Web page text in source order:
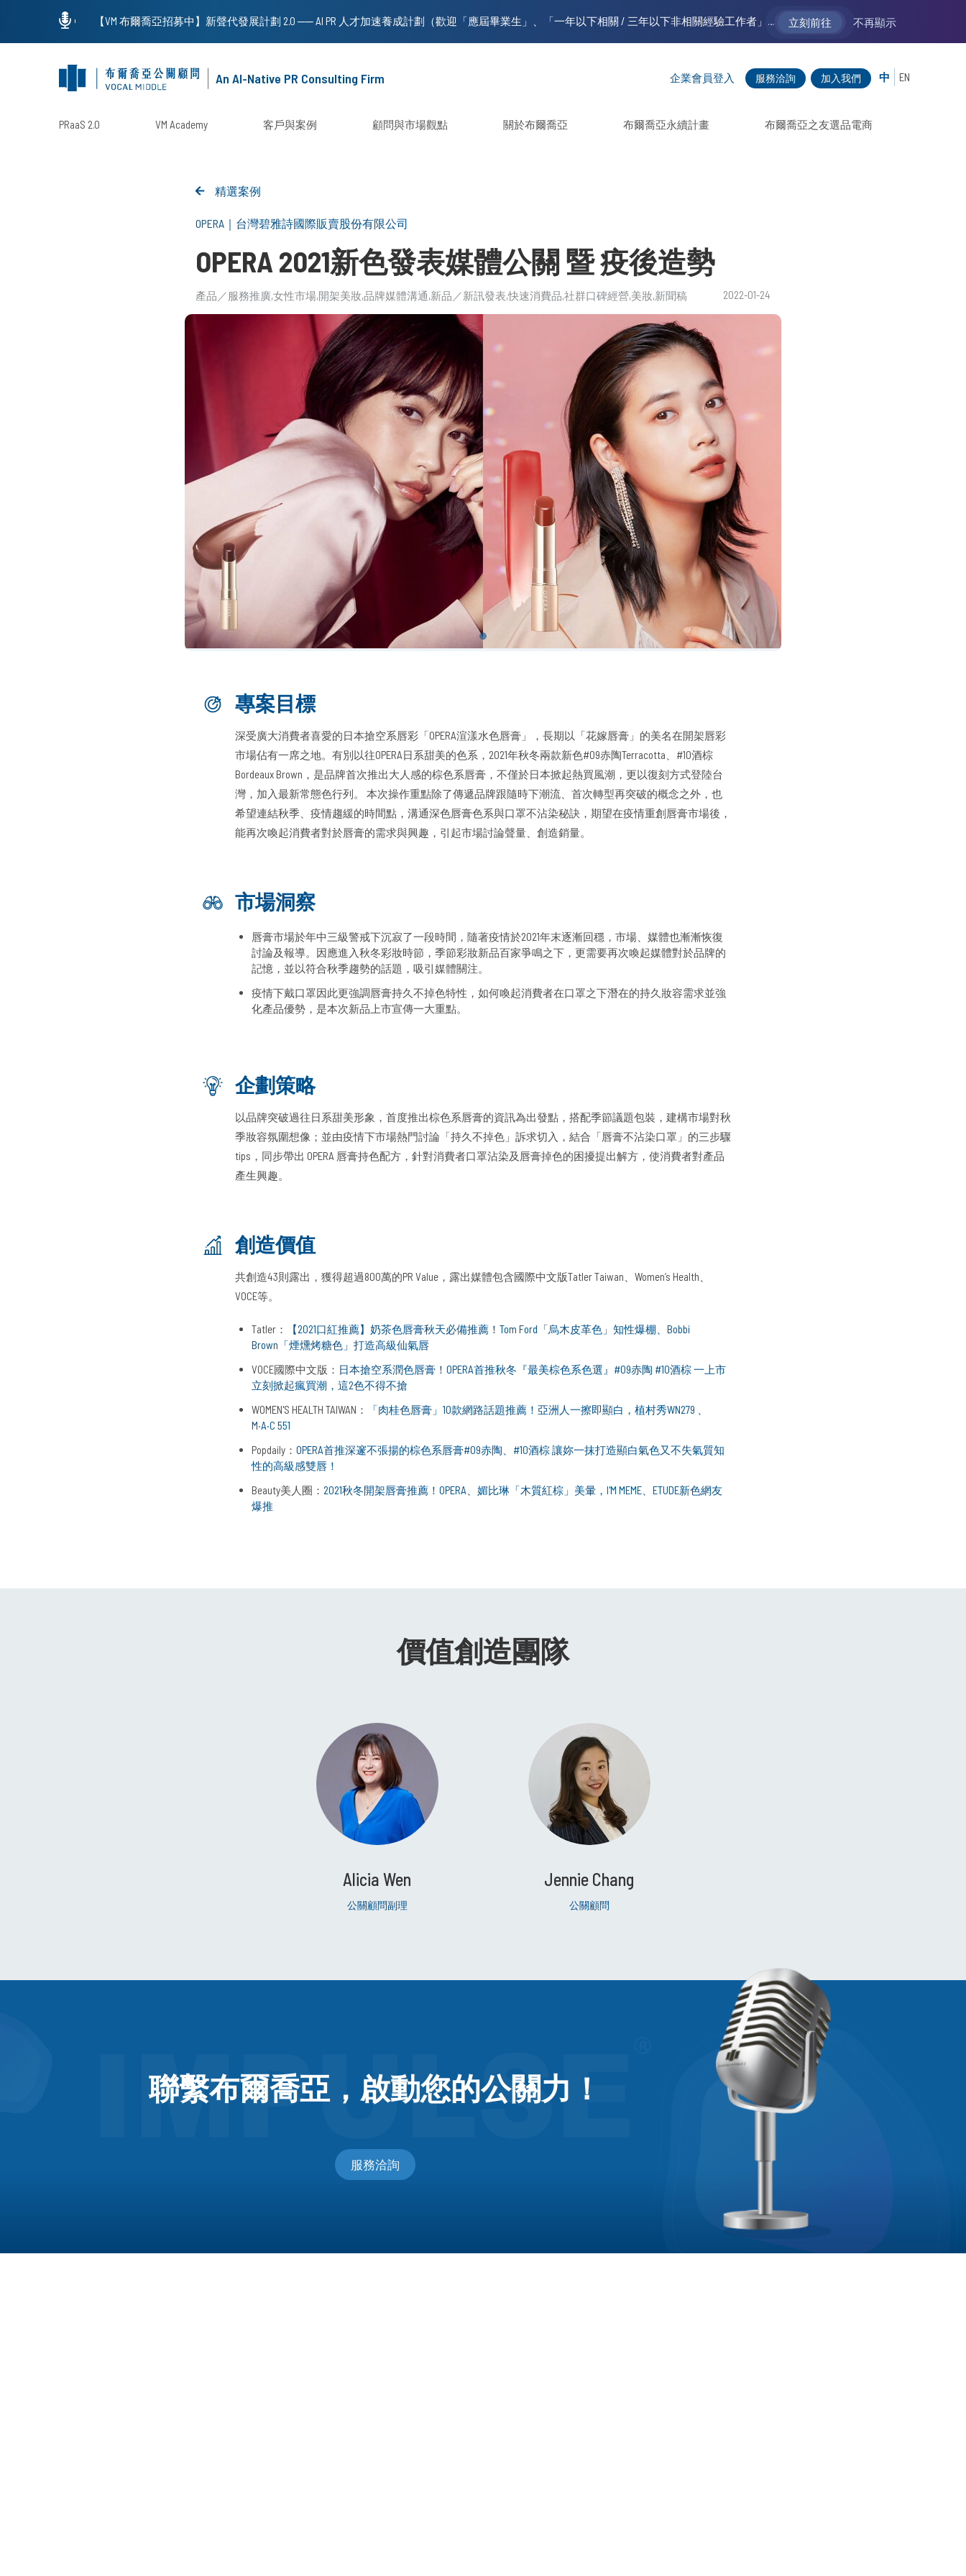
An AI-Native PR Consulting Firm 企業會員登入 服務洽詢 加入我們
PRaaS 2.0 VM Academy 客戶與案例 顧問與市場觀點 關於布爾喬亞 布爾喬亞永續計畫 布爾喬亞之友選品電商
中 EN
精選案例
2022-01-24
OPERA ｜ 台灣碧雅詩國際販賣股份有限公司
OPERA 2021新色發表媒體公關 暨 疫後造勢
產品／服務推廣女性市場 開架美妝品牌媒體溝通 新品／新訊發表 快速消費品 社群口碑經營 美妝 新聞稿
專案目標
深受廣大消費者喜愛的日本搶空系唇彩「OPERA渲漾水色唇膏」，長期以「花嫁唇膏」的美名在開架唇彩
市場佔有一席之地。有別以往OPERA日系甜美的色系，2021年秋冬兩款新色#09赤陶Terracotta、#10酒棕
Bordeaux Brown，是品牌首次推出大人感的棕色系唇膏，不僅於日本掀起熱買風潮，更以復刻方式登陸台
灣，加入最新常態色行列。 本次操作重點除了傳遞品牌跟隨時下潮流、首次轉型再突破的概念之外，也
希望連結秋季、疫情趨緩的時間點，溝通深色唇膏色系與口罩不沾染秘訣，期望在疫情重創唇膏市場後，
能再次喚起消費者對於唇膏的需求與興趣，引起市場討論聲量、創造銷量。
市場洞察
唇膏市場於年中三級警戒下沉寂了一段時間，隨著疫情於2021年末逐漸回穩，市場、媒體也漸漸恢復
討論及報導。因應進入秋冬彩妝時節，季節彩妝新品百家爭鳴之下，更需要再次喚起媒體對於品牌的
記憶，並以符合秋季趨勢的話題，吸引媒體關注。
疫情下戴口罩因此更強調唇膏持久不掉色特性，如何喚起消費者在口罩之下潛在的持久妝容需求並強
化產品優勢，是本次新品上市宣傳一大重點。
企劃策略
以品牌突破過往日系甜美形象，首度推出棕色系唇膏的資訊為出發點，搭配季節議題包裝，建構市場對秋
季妝容氛圍想像；並由疫情下市場熱門討論「持久不掉色」訴求切入，結合「唇膏不沾染口罩」的三步驟
tips，同步帶出 OPERA 唇膏持色配方，針對消費者口罩沾染及唇膏掉色的困擾提出解方，使消費者對產品
產生興趣。
創造價值
共創造43則露出，獲得超過800萬的PR Value，露出媒體包含國際中文版Tatler Taiwan、Women’s Health、
VOCE等。
Tatler：
【2021口紅推薦】奶茶色唇膏秋天必備推薦！Tom Ford「烏木皮革色」知性爆棚、Bobbi
Brown「煙燻烤糖色」打造高級仙氣唇
VOCE國際中文版： 日本搶空系潤色唇膏！OPERA首推秋冬『最美棕色系色選』#09赤陶 #10酒棕 一上市
立刻掀起瘋買潮，這2色不得不搶
WOMEN'S HEALTH TAIWAN：
「肉桂色唇膏」10款網路話題推薦！亞洲人一擦即顯白，植村秀WN279 、
M·A·C 551
Popdaily： OPERA首推深邃不張揚的棕色系唇膏#09赤陶、#10酒棕 讓妳一抹打造顯白氣色又不失氣質知
性的高級感雙唇！
Beauty美人圈： 2021秋冬開架唇膏推薦！OPERA、媚比琳「木質紅棕」美暈，I'M MEME、ETUDE新色網友
爆推
價值創造團隊
Alicia Wen
公關顧問副理
Jennie Chang
公關顧問
聯繫布爾喬亞， 啟動您的公關力！
服務洽詢
【VM 布爾喬亞招募中】新聲代發展計劃 2.0 ── AI PR 人才加速養成計劃（歡迎「應屆畢業生」、「一年以下相關 / 三年以下非相關經驗工作者」申請加入） 立刻前往 不再顯示